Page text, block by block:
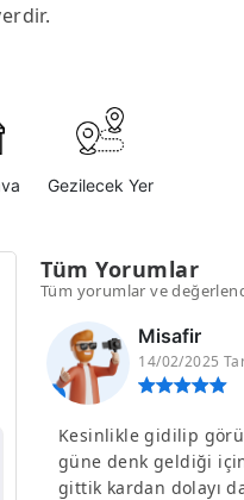
Gezilecek Yer
Tüm Yorumlar
Tüm yorumlar ve
Misafir
14/02/2025
Kesinlikle gidilip
güne denk geldiği
gittik kardan dolayı